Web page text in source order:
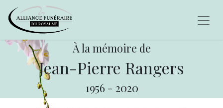
À la mémoire de
Jean-Pierre Rangers
1956 - 2020